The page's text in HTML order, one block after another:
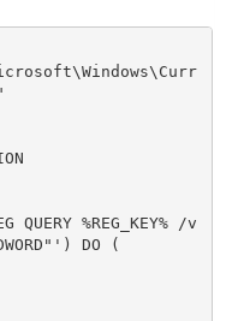
%REG_KEY% /v
DO (